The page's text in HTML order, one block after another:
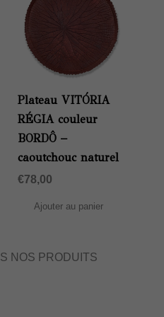
Plateau VITÓRIA
RÉGIA couleur
BORDÔ –
caoutchouc naturel
€78,00
Ajouter au panier
NOS PRODUITS